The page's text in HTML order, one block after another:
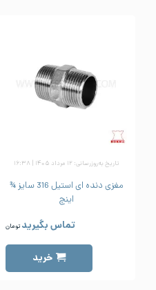
تاریخ به‌روزرسانی: ۱۲ مرداد ۱۴۰۵ | ۱۶:۳۸
مغزی دنده ای استیل 316 سایز ¾
اینچ
تماس بگیرید تومان
خرید